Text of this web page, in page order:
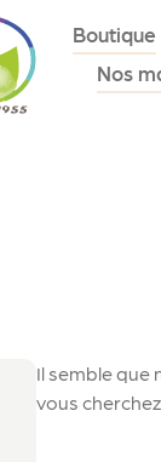
Boutique
Nos
Il semble que
vous cherchez.